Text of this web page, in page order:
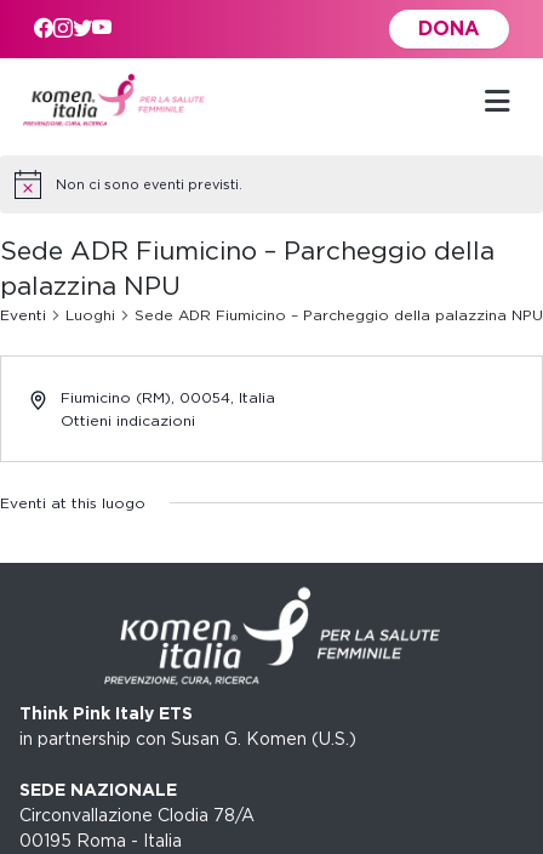
Skip to main content
DONA
Non ci sono eventi previsti.
Sede ADR Fiumicino – Parcheggio della
palazzina NPU
Eventi Luoghi Sede ADR Fiumicino – Parcheggio della palazzina NPU
Fiumicino (RM), 00054, Italia
Ottieni indicazioni
Eventi at this luogo
Think Pink Italy ETS
in partnership con Susan G. Komen (U.S.)
SEDE NAZIONALE
Circonvallazione Clodia 78/A
00195 Roma - Italia